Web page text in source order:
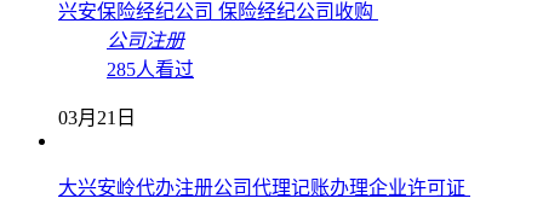
兴安保险经纪公司 保险经纪公司收购
公司注册
285人看过
03月21日
大兴安岭代办注册公司代理记账办理企业许可证